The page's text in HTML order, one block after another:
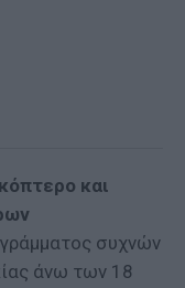
και
συχνών
άνω των 18